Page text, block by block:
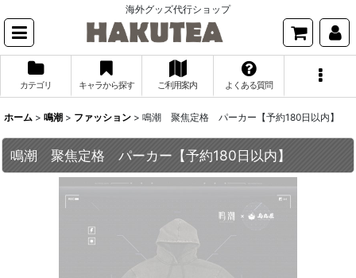
海外グッズ代行ショップ
カテゴリ キャラから探す ご利用案内 よくある質問
ホーム > 鳴潮 > ファッション > 鳴潮 聚焦定格 パーカー【予約180日以内】
鳴潮 聚焦定格 パーカー【予約180日以内】